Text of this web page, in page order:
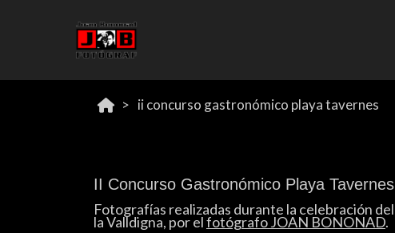
ii concurso gastronómico playa tavernes
II Concurso Gastronómico Playa Tavernes
Fotografías realizadas durante la celebración del
la Valldigna, por elfotógrafo JOAN BONONAD.